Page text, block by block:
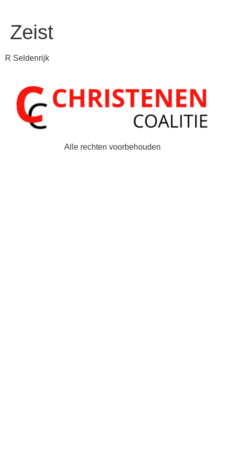
Zeist
R Seldenrijk
Alle rechten voorbehouden